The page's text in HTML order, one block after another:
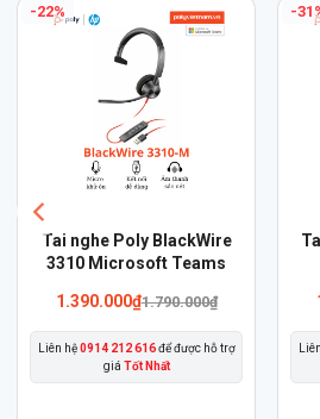
Tai Nghe Không Dây Poly
Savi 7410 Office DECT™
12.990.000₫
Liên hệ 0914 212 616để được hỗ trợ
giá Tốt Nhất